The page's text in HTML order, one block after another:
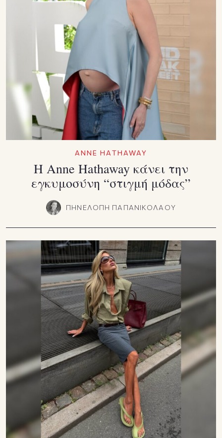
ANNE HATHAWAY
Η Anne Hathaway κάνει την
εγκυμοσύνη “στιγμή μόδας”
ΠΗΝΕΛΟΠΗ ΠΑΠΑΝΙΚΟΛΑΟΥ